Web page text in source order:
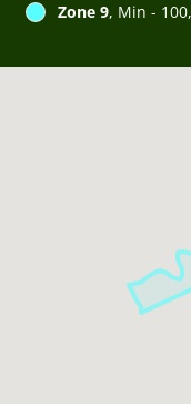
Zone 9, Min -